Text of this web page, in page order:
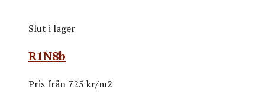
Slut i lager
R1N8b
Pris från 725 kr/m2